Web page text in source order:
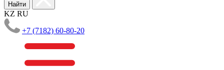
Найти
KZ RU
+7 (7182) 60-80-20